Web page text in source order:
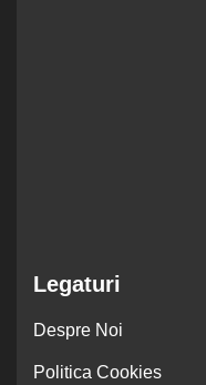
Legaturi
Despre Noi
Politica Cookies